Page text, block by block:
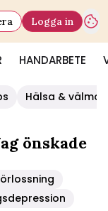
HANDARBETE
Logga in
Hälsa &
önskade